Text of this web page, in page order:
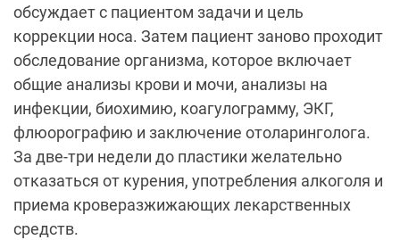
обсуждает с пациентом задачи и цель
коррекции носа. Затем пациент заново проходит
обследование организма, которое включает
общие анализы крови и мочи, анализы на
инфекции, биохимию, коагулограмму, ЭКГ,
флюорографию и заключение отоларинголога.
За две-три недели до пластики желательно
отказаться от курения, употребления алкоголя и
приема кроверазжижающих лекарственных
средств.